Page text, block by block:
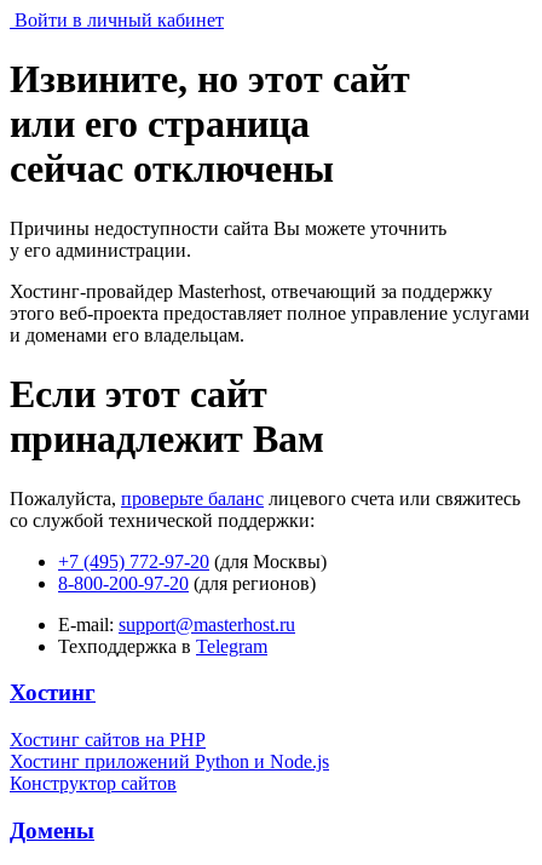
Войти в личный кабинет
Извините, но этот сайт
или его страница
сейчас отключены
Причины недоступности сайта Вы можете уточнить
у его администрации.
Хостинг-провайдер Masterhost, отвечающий за поддержку
этого веб-проекта предоставляет полное управление услугами
и доменами его владельцам.
Если этот сайт
принадлежит Вам
Пожалуйста, проверьте баланс лицевого счета или свяжитесь
со службой технической поддержки:
+7 (495) 772-97-20 (для Москвы)
8-800-200-97-20 (для регионов)
E-mail: support@masterhost.ru
Техподдержка в Telegram
Хостинг
Хостинг сайтов на PHP
Хостинг приложений Python и Node.js
Конструктор сайтов
Домены